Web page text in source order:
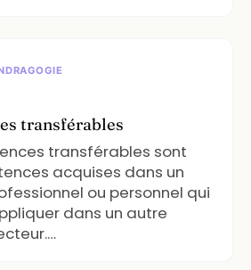
transférables
transférables sont
acquises dans un
ou personnel qui
dans un autre